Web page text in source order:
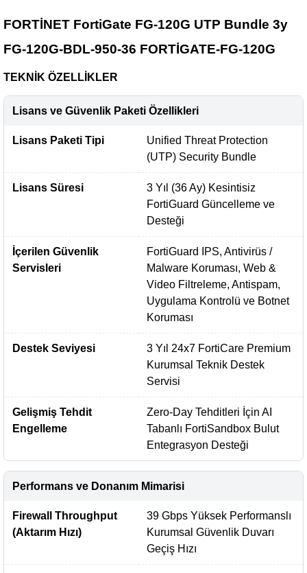
FORTİNET FortiGate FG-120G UTP Bundle 3y
FG-120G-BDL-950-36 FORTİGATE-FG-120G
TEKNİK ÖZELLİKLER
Lisans ve Güvenlik Paketi Özellikleri
Lisans Paketi Tipi
Unified Threat Protection
(UTP) Security Bundle
Lisans Süresi
3 Yıl (36 Ay) Kesintisiz
FortiGuard Güncelleme ve
Desteği
İçerilen Güvenlik
Servisleri
FortiGuard IPS, Antivirüs /
Malware Koruması, Web &
Video Filtreleme, Antispam,
Uygulama Kontrolü ve Botnet
Koruması
Destek Seviyesi
3 Yıl 24x7 FortiCare Premium
Kurumsal Teknik Destek
Servisi
Gelişmiş Tehdit
Engelleme
Zero-Day Tehditleri İçin AI
Tabanlı FortiSandbox Bulut
Entegrasyon Desteği
Performans ve Donanım Mimarisi
Firewall Throughput
(Aktarım Hızı)
39 Gbps Yüksek Performanslı
Kurumsal Güvenlik Duvarı
Geçiş Hızı